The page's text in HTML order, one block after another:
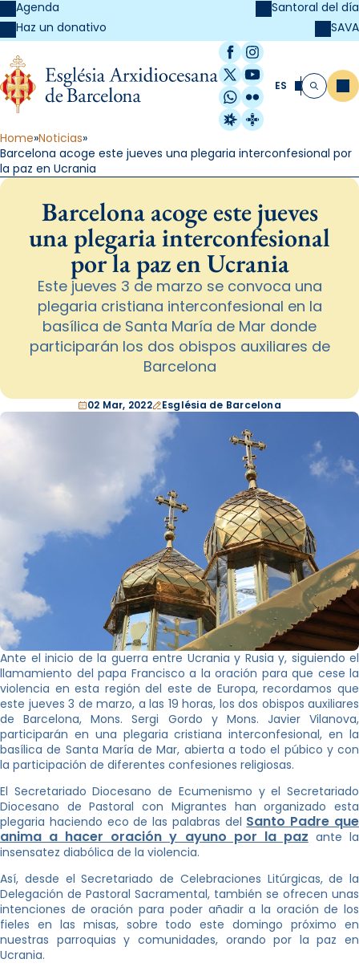
Agenda
Haz un donativo
Santoral del día
SAVA
Facebook
Instagram
X / Twitter
YouTube
WhatsApp
Flickr
Radio Estel
Catalunya
ES Buscar
Home Noticias
Barcelona acoge este jueves una plegaria interconfesional por
la paz en Ucrania
Barcelona acoge este jueves
una plegaria interconfesional
por la paz en Ucrania
Este jueves 3 de marzo se convoca una
plegaria cristiana interconfesional en la
basílica de Santa María de Mar donde
participarán los dos obispos auxiliares de
Barcelona
02 Mar, 2022 Església de Barcelona
Ante el inicio de la guerra entre Ucrania y Rusia y, siguiendo el
llamamiento del papa Francisco a la oración para que cese la
violencia en esta región del este de Europa, recordamos que
este jueves 3 de marzo, a las 19 horas, los dos obispos auxiliares
de Barcelona, Mons. Sergi Gordo y Mons. Javier Vilanova,
participarán en una plegaria cristiana interconfesional, en la
basílica de Santa María de Mar, abierta a todo el púbico y con
la participación de diferentes confesiones religiosas.
El Secretariado Diocesano de Ecumenismo y el Secretariado
Diocesano de Pastoral con Migrantes han organizado esta
plegaria haciendo eco de las palabras del Santo Padre que
anima a hacer oración y ayuno por la paz ante la
insensatez diabólica de la violencia.
Así, desde el Secretariado de Celebraciones Litúrgicas, de la
Delegación de Pastoral Sacramental, también se ofrecen unas
intenciones de oración para poder añadir a la oración de los
fieles en las misas, sobre todo este domingo próximo en
nuestras parroquias y comunidades, orando por la paz en
Ucrania.